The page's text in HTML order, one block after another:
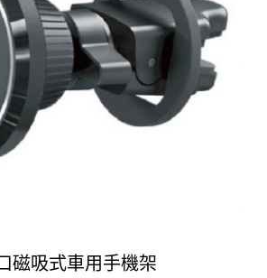
磁吸式車用手機架